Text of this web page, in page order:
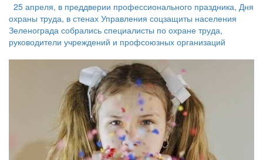
25 апреля, в преддверии профессионального праздника, Дня
охраны труда, в стенах Управления соцзащиты населения
Зеленограда собрались специалисты по охране труда,
руководители учреждений и профсоюзных организаций